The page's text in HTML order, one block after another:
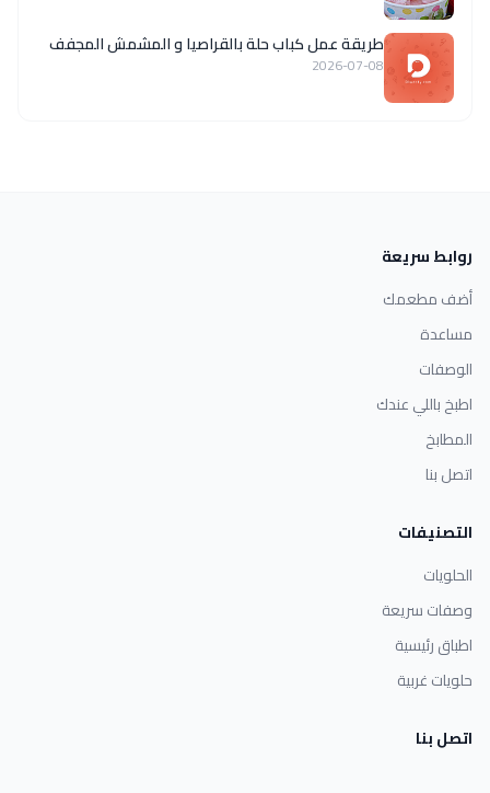
طريقة عمل كباب حلة بالقراصيا و المشمش المجفف
2026-07-08
روابط سريعة
أضف مطعمك
مساعدة
الوصفات
اطبخ باللي عندك
المطابخ
اتصل بنا
التصنيفات
الحلويات
وصفات سريعة
اطباق رئيسية
حلويات غربية
اتصل بنا